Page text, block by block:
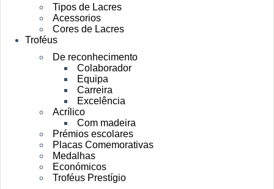
Tipos de Lacres
Acessorios
Cores de Lacres
Troféus
De reconhecimento
Colaborador
Equipa
Carreira
Excelência
Acrílico
Com madeira
Prémios escolares
Placas Comemorativas
Medalhas
Económicos
Troféus Prestígio